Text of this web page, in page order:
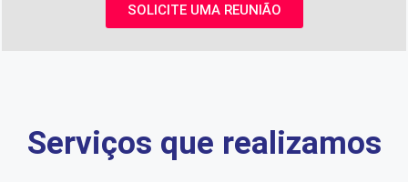
SOLICITE UMA REUNIÃO
Serviços que realizamos